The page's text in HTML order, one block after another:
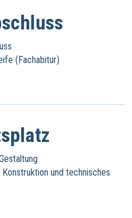
(Fachabitur)
und technisches